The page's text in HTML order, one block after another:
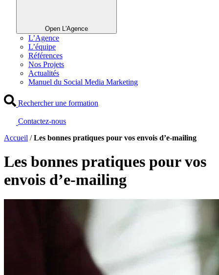
Open L'Agence
L’Agence
L’équipe
Références
Nos Projets
Actualités
Manuel du Social Media Marketing
Rechercher une formation
Contactez-nous
Accueil /Les bonnes pratiques pour vos envois d’e-mailing
Les bonnes pratiques pour vos
envois d’e-mailing